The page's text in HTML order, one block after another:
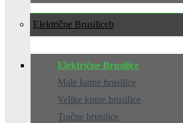
Električne Brusilice
Električne Brusilice
Male kutne brusilice
Velike kutne brusilice
Tračne brusilice